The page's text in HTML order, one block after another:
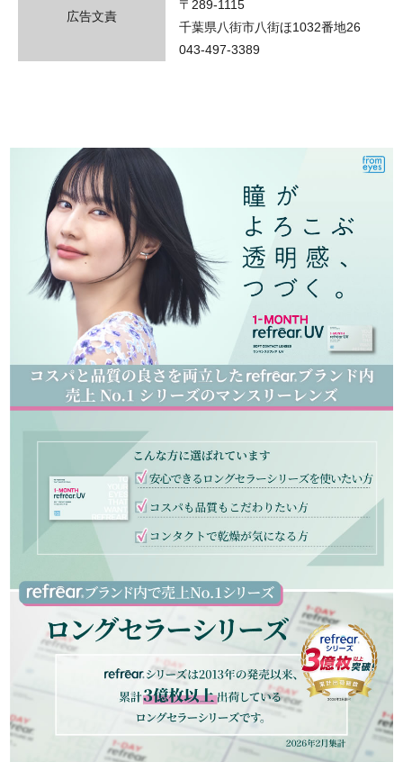
広告文責
〒289-1115
千葉県八街市八街ほ1032番地26
043-497-3389